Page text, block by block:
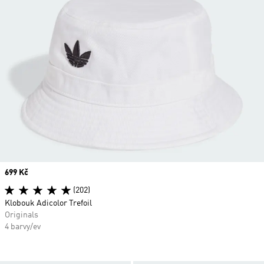
Price
699 Kč
(202)
Klobouk Adicolor Trefoil
Originals
4 barvy/ev